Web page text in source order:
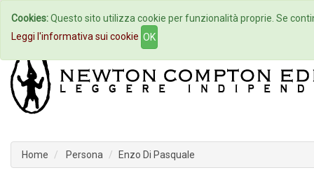
Home Autori Eventi
Home Persona Enzo Di Pasquale
Cookies:Questo sito utilizza cookie per funzionalità proprie. Se
Leggi l'informativa sui cookie OK